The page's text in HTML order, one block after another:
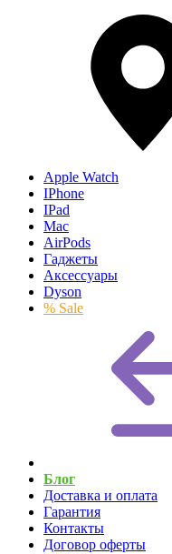
Apple Watch
IPhone
IPad
Mac
AirPods
Гаджеты
Аксессуары
Dyson
% Sale
Блог
Доставка и оплата
Гарантия
Контакты
Договор оферты